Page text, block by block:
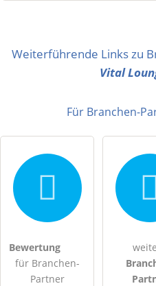
Name
Datenschutzerklärung habe
Weiterführende Links zu
Vital
Für Branchen-
Bewertung
für Branchen-
Partner